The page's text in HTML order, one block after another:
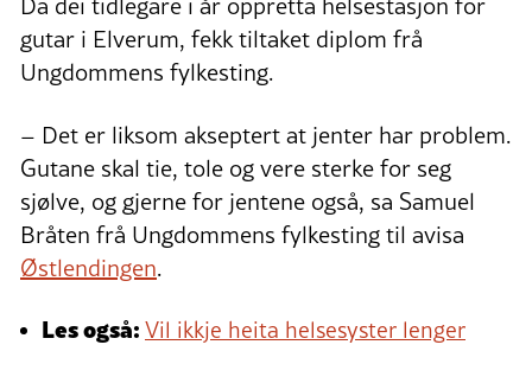
gutar i Elverum, fekk tiltaket diplom frå
Ungdommens fylkesting.
– Det er liksom akseptert at jenter har problem.
Gutane skal tie, tole og vere sterke for seg
sjølve, og gjerne for jentene også, sa Samuel
Bråten frå Ungdommens fylkesting til avisa
Østlendingen.
Les også:Vil ikkje heita helsesyster lenger